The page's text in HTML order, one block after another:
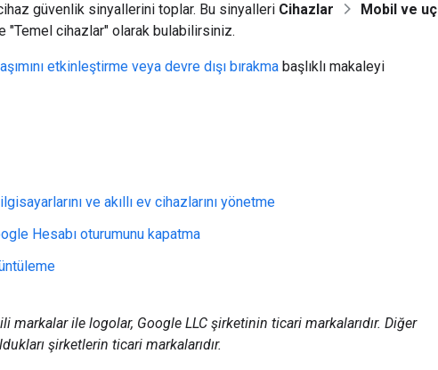
güvenlik sinyallerini toplar. Bu sinyalleri Cihazlar
Mobil ve uç
"Temel cihazlar" olarak bulabilirsiniz.
etkinleştirme veya devre dışı bırakma başlıklı makaleyi
ve akıllı ev cihazlarını yönetme
Hesabı oturumunu kapatma
markalar ile logolar, Google LLC şirketinin ticari markalarıdır. Diğer
şirketlerin ticari markalarıdır.